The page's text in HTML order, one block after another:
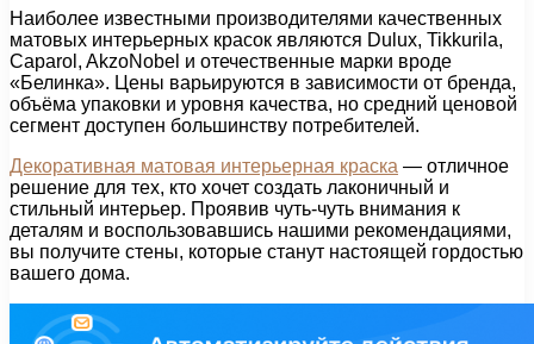
Наиболее известными производителями качественных
матовых интерьерных красок являются Dulux, Tikkurila,
Caparol, AkzoNobel и отечественные марки вроде
«Белинка». Цены варьируются в зависимости от бренда,
объёма упаковки и уровня качества, но средний ценовой
сегмент доступен большинству потребителей.
Декоративная матовая интерьерная краска — отличное
решение для тех, кто хочет создать лаконичный и
стильный интерьер. Проявив чуть-чуть внимания к
деталям и воспользовавшись нашими рекомендациями,
вы получите стены, которые станут настоящей гордостью
вашего дома.